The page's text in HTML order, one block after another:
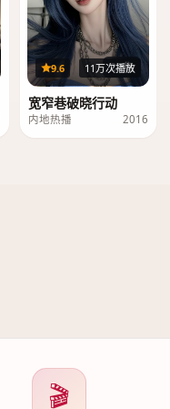
23集
9.6 11万次播放
宽窄巷破晓行动
内地热播 2016
🎬